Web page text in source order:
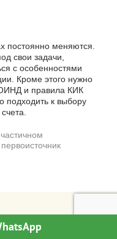
постоянно меняются.
свои задачи,
с особенностями
Кроме этого нужно
и правила КИК
подходить к выбору